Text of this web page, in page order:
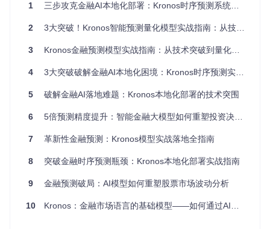
模型类
时间复杂
中文市场适配 多任务支持
程
LSTM O(n·d²)
化
有限多变量
Krono
O(n·log
原生支持中文
多量化任务统一
部署实践：三步实现金融AI本地化部署
如何快速将Kronos部署到本地环境？以下三个步骤帮助您从零
开始搭建金融预测系统：
环境配置与依赖安装
# 克隆项目仓库
1 三步攻克金融AI本地化部署：Kronos时序预测系统落地指南
2 3大突破！Kronos智能预测量化模型实战指南：从技术原理到市场应用
3 Kronos金融预测模型实战指南：从技术突破到量化策略落地
4 3大突破破解金融AI本地化困境：Kronos时序预测实战指南
5 破解金融AI落地难题：Kronos本地化部署的技术突围
6 5倍预测精度提升：智能金融大模型如何重塑投资决策新范式
7 革新性金融预测：Kronos模型实战落地全指南
8 突破金融时序预测瓶颈：Kronos本地化部署实战指南
9 金融预测破局：AI模型如何重塑股票市场波动分析
10 Kronos：金融市场语言的基础模型——如何通过AI技术重构量化投资逻辑